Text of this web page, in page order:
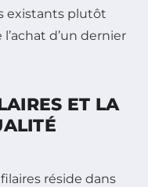
existants plutôt
d’un dernier
ET LA
réside dans